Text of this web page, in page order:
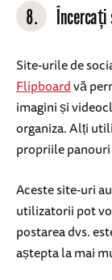
8. Încercați
Site-urile de
Flipboardvă
imagini și
organiza. Alți
propriile
Aceste site-uri
utilizatorii pot
postarea dvs.
aștepta la mai